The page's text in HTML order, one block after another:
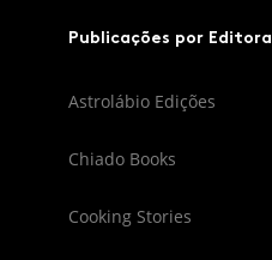
Publicações por Editora
Astrolábio Edições
Chiado Books
Cooking Stories